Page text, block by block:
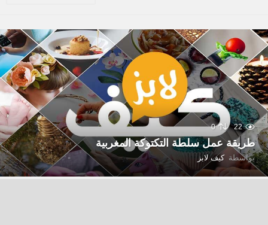
22
0
طريقة عمل سلطة التكتوكة المغربية
بواسطة كيف لابز